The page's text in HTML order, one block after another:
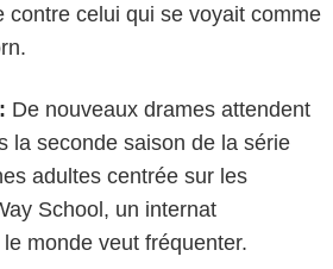
contre celui qui se voyait comme
De nouveaux drames attendent
la seconde saison de la série
adultes centrée sur les
School, un internat
monde veut fréquenter.